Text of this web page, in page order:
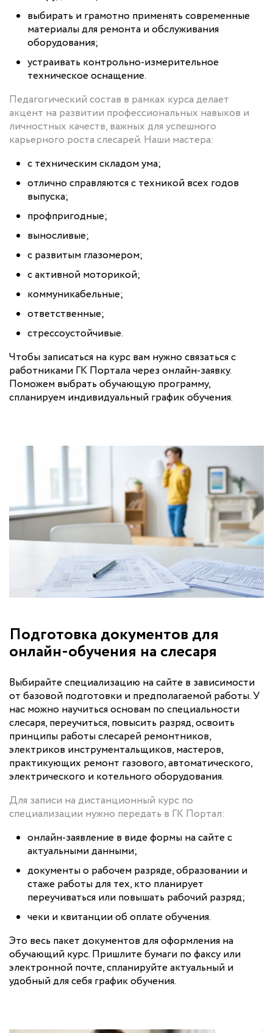
выбирать и грамотно применять современные
материалы для ремонта и обслуживания
оборудования;
устраивать контрольно-измерительное
техническое оснащение.
Педагогический состав в рамках курса делает
акцент на развитии профессиональных навыков и
личностных качеств, важных для успешного
карьерного роста слесарей. Наши мастера:
с техническим складом ума;
отлично справляются с техникой всех годов
выпуска;
профпригодные;
выносливые;
с развитым глазомером;
с активной моторикой;
коммуникабельные;
ответственные;
стрессоустойчивые.
Чтобы записаться на курс вам нужно связаться с
работниками ГК Портала через онлайн-заявку.
Поможем выбрать обучающую программу,
спланируем индивидуальный график обучения.
Подготовка документов для
онлайн-обучения на слесаря
Выбирайте специализацию на сайте в зависимости
от базовой подготовки и предполагаемой работы. У
нас можно научиться основам по специальности
слесаря, переучиться, повысить разряд, освоить
принципы работы слесарей ремонтников,
электриков инструментальщиков, мастеров,
практикующих ремонт газового, автоматического,
электрического и котельного оборудования.
Для записи на дистанционный курс по
специализации нужно передать в ГК Портал:
онлайн-заявление в виде формы на сайте с
актуальными данными;
документы о рабочем разряде, образовании и
стаже работы для тех, кто планирует
переучиваться или повышать рабочий разряд;
чеки и квитанции об оплате обучения.
Это весь пакет документов для оформления на
обучающий курс. Пришлите бумаги по факсу или
электронной почте, спланируйте актуальный и
удобный для себя график обучения.